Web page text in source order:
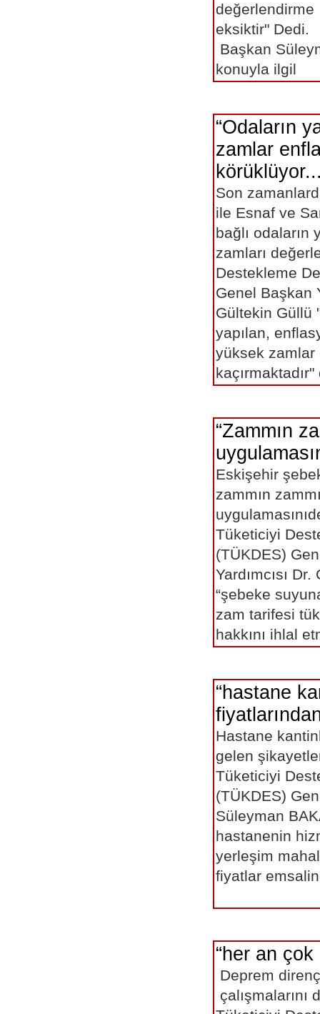
eksiktir"
Başkan
konuyla ilgil
“Odaların
zamlar
Son
ile Esnaf ve
bağlı odaların
zamları
Destekleme
Genel Başkan
Gültekin Güllü
yapılan,
yüksek zamlar
“Zammın
Eskişehir
zammın
Tüketiciyi
(TÜKDES)
Yardımcısı
“şebeke
zam tarifesi
hakkını
“hastane
Hastane
gelen
Tüketiciyi
(TÜKDES)
Süleyman
hastanenin
yerleşim
fiyatlar
“her an
Deprem